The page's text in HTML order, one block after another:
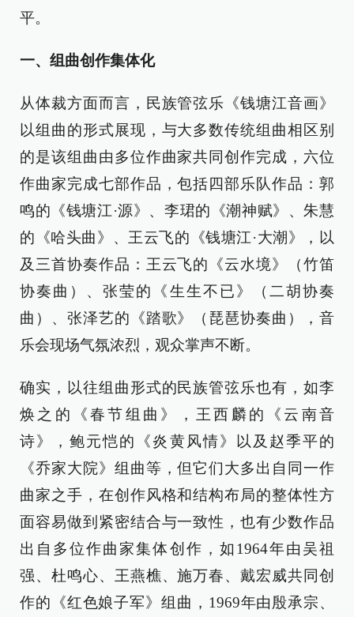
平。
一、组曲创作集体化
从体裁方面而言，民族管弦乐《钱塘江音画》
以组曲的形式展现，与大多数传统组曲相区别
的是该组曲由多位作曲家共同创作完成，六位
作曲家完成七部作品，包括四部乐队作品：郭
鸣的《钱塘江·源》、李珺的《潮神赋》、朱慧
的《哈头曲》、王云飞的《钱塘江·大潮》，以
及三首协奏作品：王云飞的《云水境》（竹笛
协奏曲）、张莹的《生生不已》（二胡协奏
曲）、张泽艺的《踏歌》（琵琶协奏曲），音
乐会现场气氛浓烈，观众掌声不断。
确实，以往组曲形式的民族管弦乐也有，如李
焕之的《春节组曲》，王西麟的《云南音
诗》，鲍元恺的《炎黄风情》以及赵季平的
《乔家大院》组曲等，但它们大多出自同一作
曲家之手，在创作风格和结构布局的整体性方
面容易做到紧密结合与一致性，也有少数作品
出自多位作曲家集体创作，如1964年由吴祖
强、杜鸣心、王燕樵、施万春、戴宏威共同创
作的《红色娘子军》组曲，1969年由殷承宗、